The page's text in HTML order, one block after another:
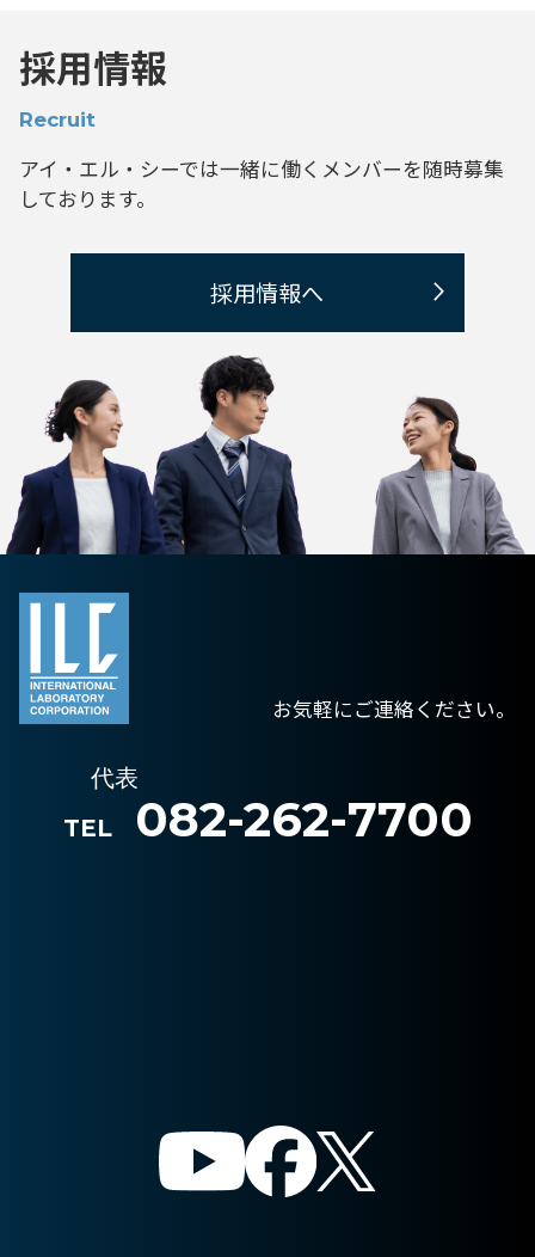
採用情報
Recruit
アイ・エル・シーでは一緒に働くメンバーを随時募集
しております。
採用情報へ
お気軽にご連絡ください。
代表
TEL
082-262-7700